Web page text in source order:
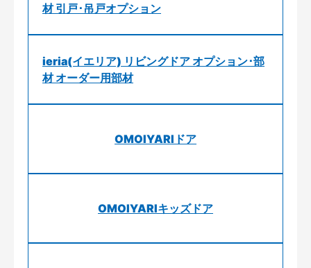
材 引戸･吊戸オプション
ieria(イエリア) リビングドア オプション･部
材 オーダー用部材
OMOIYARIドア
OMOIYARIキッズドア